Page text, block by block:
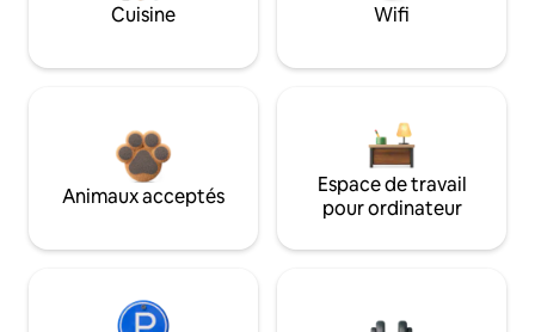
Cuisine Wifi
Animaux acceptés
Espace de travail
pour ordinateur